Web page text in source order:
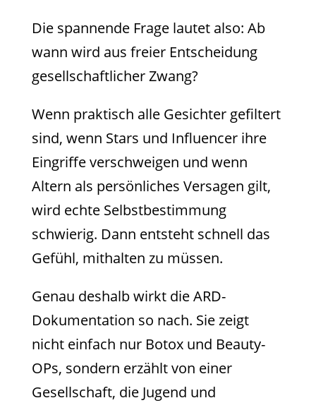
Die spannende Frage lautet also: Ab
wann wird aus freier Entscheidung
gesellschaftlicher Zwang?
Wenn praktisch alle Gesichter gefiltert
sind, wenn Stars und Influencer ihre
Eingriffe verschweigen und wenn
Altern als persönliches Versagen gilt,
wird echte Selbstbestimmung
schwierig. Dann entsteht schnell das
Gefühl, mithalten zu müssen.
Genau deshalb wirkt die ARD-
Dokumentation so nach. Sie zeigt
nicht einfach nur Botox und Beauty-
OPs, sondern erzählt von einer
Gesellschaft, die Jugend und